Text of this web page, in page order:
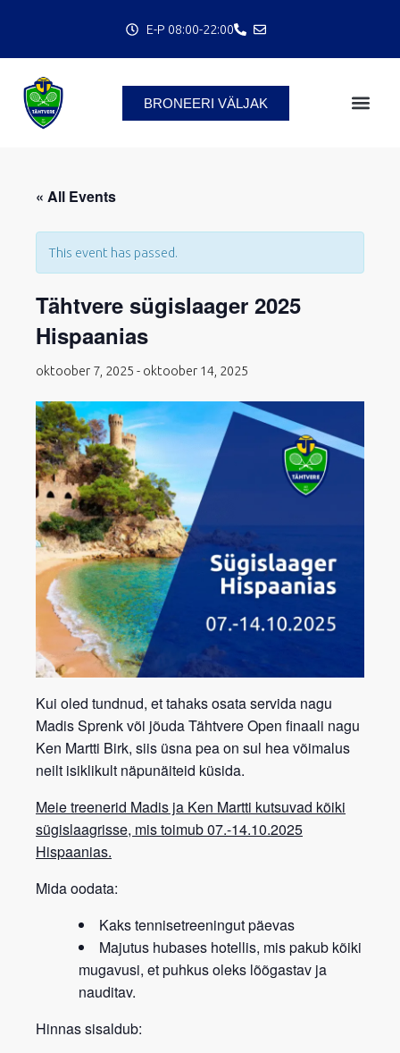
E-P 08:00-22:00
BRONEERI VÄLJAK
« All Events
This event has passed.
Tähtvere sügislaager 2025
Hispaanias
oktoober 7, 2025 - oktoober 14, 2025
Kui oled tundnud, et tahaks osata servida nagu
Madis Sprenk või jõuda Tähtvere Open finaali nagu
Ken Martti Birk, siis üsna pea on sul hea võimalus
neilt isiklikult näpunäiteid küsida.
Meie treenerid Madis ja Ken Martti kutsuvad kõiki
sügislaagrisse, mis toimub 07.-14.10.2025
Hispaanias.
Mida oodata:
Kaks tennisetreeningut päevas
Majutus hubases hotellis, mis pakub kõiki
mugavusi, et puhkus oleks lõõgastav ja
nauditav.
Hinnas sisaldub: